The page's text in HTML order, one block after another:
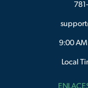
9:00 AM
Local